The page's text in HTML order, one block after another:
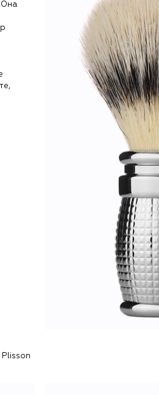
Она
Plisson